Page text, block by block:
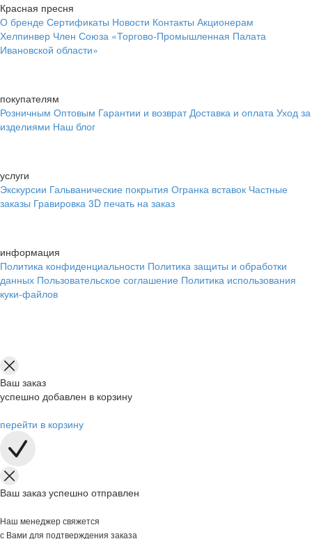
Красная пресня
О бренде Сертификаты Новости Контакты Акционерам
Хелпинвер Член Союза «Торгово-Промышленная Палата
Ивановской области»
покупателям
Розничным Оптовым Гарантии и возврат Доставка и оплата Уход за
изделиями Наш блог
услуги
Экскурсии Гальванические покрытия Огранка вставок Частные
заказы Гравировка 3D печать на заказ
информация
Политика конфиденциальности Политика защиты и обработки
данных Пользовательское соглашение Политика использования
куки-файлов
Ваш заказ
успешно добавлен в корзину
перейти в корзину
Ваш заказ успешно отправлен
Наш менеджер свяжется
с Вами для подтверждения заказа